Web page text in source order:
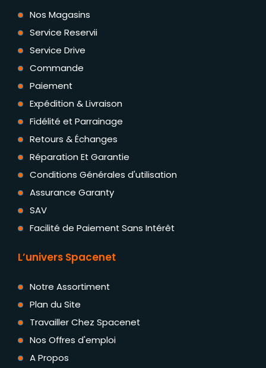
Nos Magasins
Service Reservii
Service Drive
Commande
Paiement
Expédition & Livraison
Fidélité et Parrainage
Retours & Échanges
Réparation Et Garantie
Conditions Générales d'utilisation
Assurance Garanty
SAV
Facilité de Paiement Sans Intérêt
L’univers Spacenet
Notre Assortiment
Plan du Site
Travailler Chez Spacenet
Nos Offres d'emploi
A Propos